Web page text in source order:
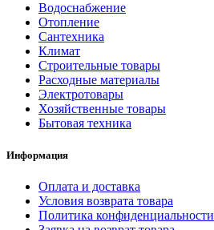
Водоснабжение
Отопление
Сантехника
Климат
Строительные товары
Расходные материалы
Электротовары
Хозяйственные товары
Бытовая техника
Информация
Оплата и доставка
Условия возврата товара
Политика конфиденциальности